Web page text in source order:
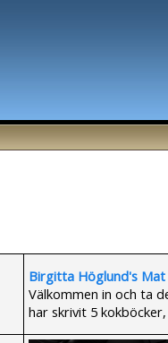
Birgitta Höglund's Mat
Välkommen in och ta
har skrivit 5